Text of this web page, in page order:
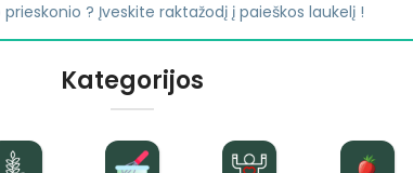
? Įveskite raktažodį į paieškos laukelį !
Kategorijos